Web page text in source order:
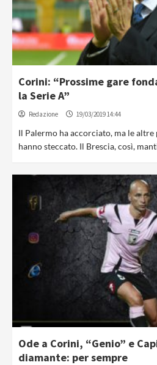
Corini: “Prossime gare
la Serie A”
Redazione 19/03/2019 14:44
Il Palermo ha accorciato, ma le
hanno steccato. Il Brescia, così,
Ode a Corini, “Genio” e
diamante: per sempre